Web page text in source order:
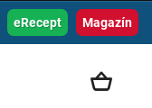
Magazín
eRecept